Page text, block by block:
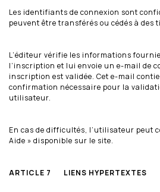
Les identifiants de connexion sont
peuvent être transférés ou cédés à des
L’éditeur vérifie les informations
l’inscription et lui envoie un e-mail de
inscription est validée. Cet e-mail
confirmation nécessaire pour la
utilisateur.
En cas de difficultés, l’utilisateur peut
Aide » disponible sur le site.
ARTICLE 7 LIENS HYPERTEXTES